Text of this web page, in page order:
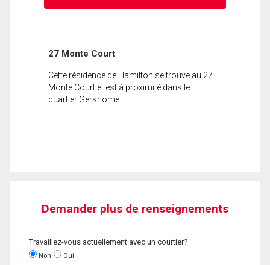
27 Monte Court
Cette résidence de Hamilton se trouve au 27
Monte Court et est à proximité dans le
quartier Gershome.
Demander plus de renseignements
Travaillez-vous actuellement avec un courtier?
Non Oui